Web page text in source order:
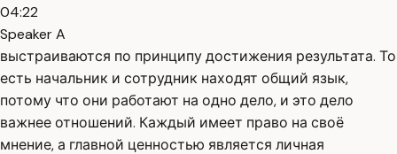
04:22
Speaker A
выстраиваются по принципу достижения результата. То
есть начальник и сотрудник находят общий язык,
потому что они работают на одно дело, и это дело
важнее отношений. Каждый имеет право на своё
мнение, а главной ценностью является личная